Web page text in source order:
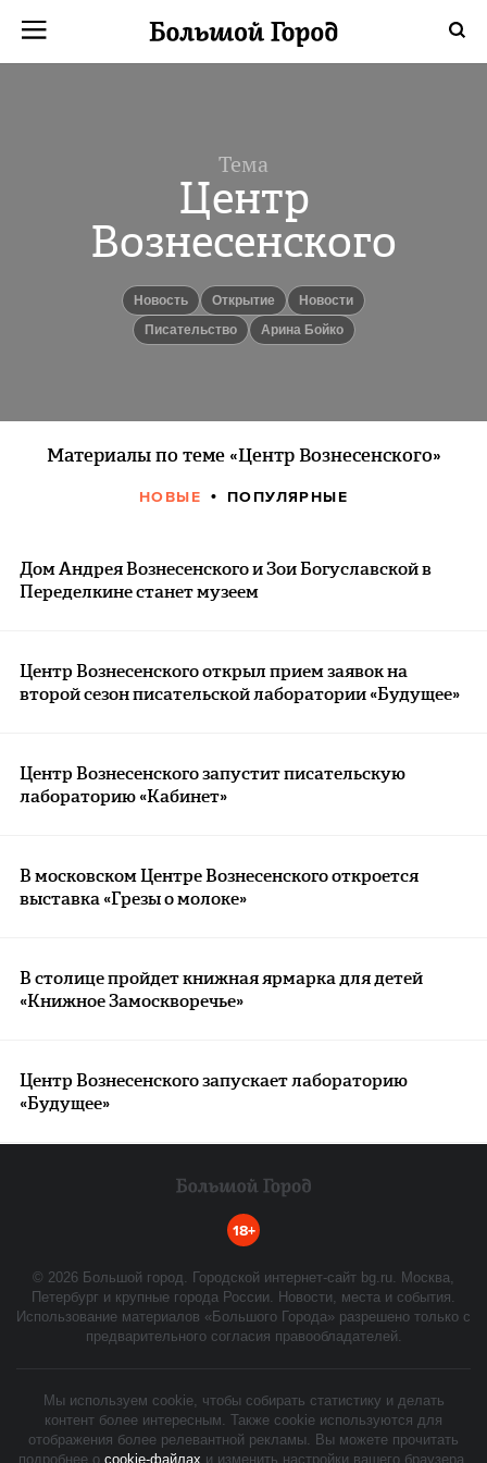
Тема
Центр
Вознесенского
Новость Открытие
новости
Писательство
Арина Бойко
Материалы по теме «Центр Вознесенского»
НОВЫЕ ПОПУЛЯРНЫЕ
Дом Андрея Вознесенского и Зои Богуславской в
Переделкине станет музеем
Центр Вознесенского открыл прием заявок на
второй сезон писательской лаборатории «‎Будущее»
Центр Вознесенского запустит писательскую
лабораторию «Кабинет»
В московском Центре Вознесенского откроется
выставка «Грезы о молоке»
В столице пройдет книжная ярмарка для детей
«Книжное Замоскворечье»
Центр Вознесенского запускает лабораторию
«Будущее»
18+
© 2026 Большой город. Городской интернет-сайт bg.ru. Москва,
Петербург и крупные города России. Новости, места и события.
Использование материалов «Большого Города» разрешено только с
предварительного согласия правообладателей.
Мы используем cookie, чтобы собирать статистику и делать
контент более интересным. Также cookie используются для
отображения более релевантной рекламы. Вы можете прочитать
подробнее о cookie-файлах и изменить настройки вашего браузера.